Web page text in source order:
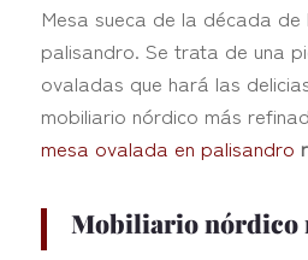
Mesa sueca de la década
palisandro. Se trata de una
ovaladas que hará las
mobiliario nórdico más
mesa ovalada en palisandro
Mobiliario nórdico